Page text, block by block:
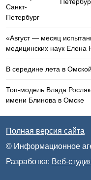
«Август — месяц
медицинских наук Елена
В середине лета в
Топ-модель Влада
имени Блинова в Омске
Полная версия сайта
© Информационное
Разработка: Веб-